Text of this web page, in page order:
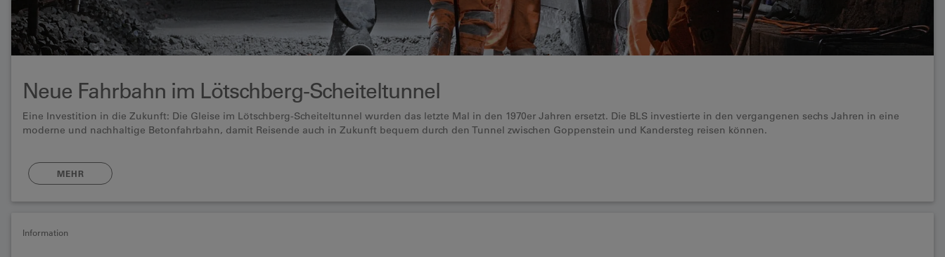
Neue Fahrbahn im Lötschberg-Scheiteltunnel
Eine Investition in die Zukunft: Die Gleise im Lötschberg-Scheiteltunnel wurden das letzte Mal in den 1970er Jahren ersetzt. Die BLS investierte in den vergangenen sechs Jahren in eine
moderne und nachhaltige Betonfahrbahn, damit Reisende auch in Zukunft bequem durch den Tunnel zwischen Goppenstein und Kandersteg reisen können.
MEHR
Information